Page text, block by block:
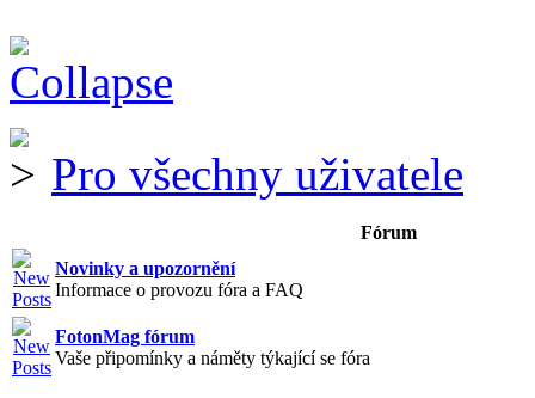
Pro všechny uživatele
Fórum
Novinky a upozornění
Informace o provozu fóra a FAQ
FotonMag fórum
Vaše připomínky a náměty týkající se fóra